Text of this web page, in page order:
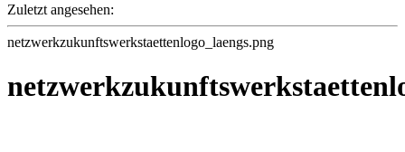
Zuletzt angesehen:
netzwerkzukunftswerkstaettenlogo_laengs.png